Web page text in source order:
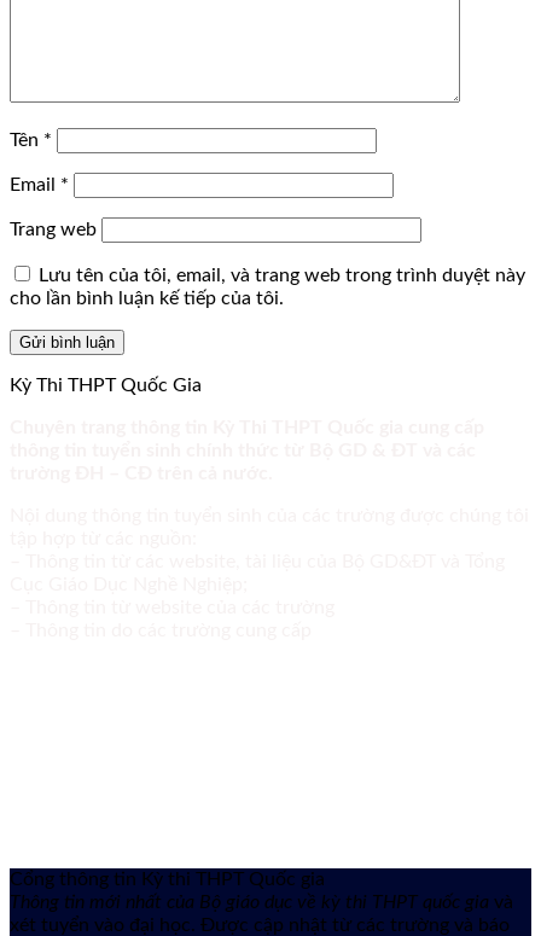
Tên *
Email *
Trang web
Lưu tên của tôi, email, và trang web trong trình duyệt này
cho lần bình luận kế tiếp của tôi.
Kỳ Thi THPT Quốc Gia
Cổng thông tin Kỳ thi THPT Quốc gia
Thông tin mới nhất của Bộ giáo dục về kỳ thi THPT quốc gia và
xét tuyển vào đại học. Được cập nhật từ các trường và báo